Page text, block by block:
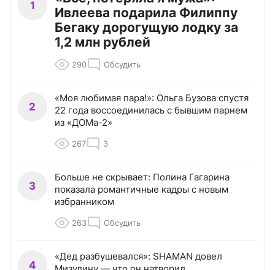
1
Ивлеева подарила Филиппу
Бегаку дорогущую лодку за
1,2 млн рублей
290 Обсудить
2
«Моя любимая пара!»: Ольга Бузова спустя
22 года воссоединилась с бывшим парнем
из «ДОМа-2»
267 3
3
Больше не скрывает: Полина Гагарина
показала романтичные кадры с новым
избранником
263 Обсудить
4
«Дед разбушевался»: SHAMAN довел